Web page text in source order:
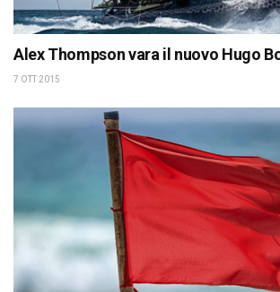
Alex Thompson vara il nuovo Hugo
7 OTT 2015